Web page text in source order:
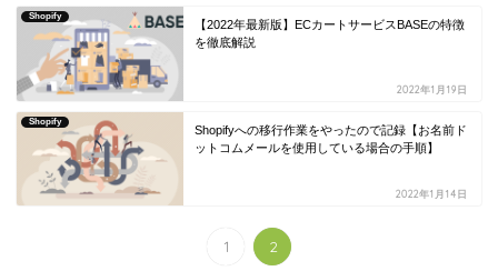
Shopify
【2022年最新版】ECカートサービスBASEの特徴
を徹底解説
2022年1月19日
Shopify
Shopifyへの移行作業をやったので記録【お名前ド
ットコムメールを使用している場合の手順】
2022年1月14日
1 2